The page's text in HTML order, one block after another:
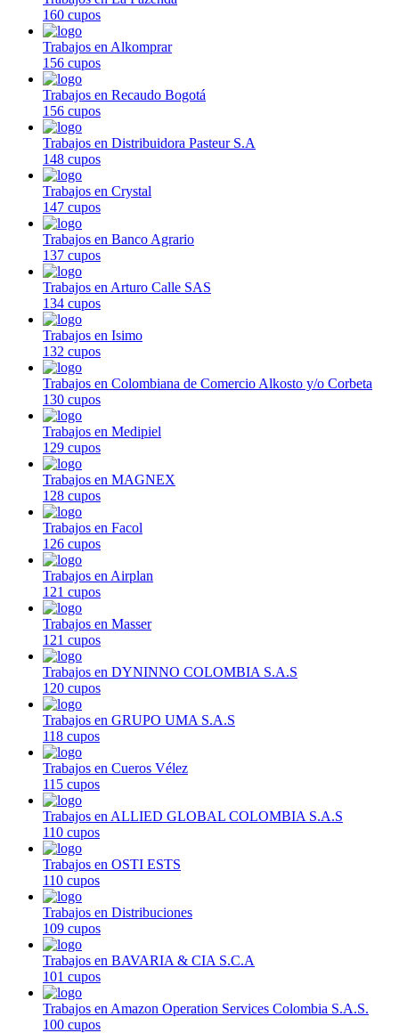
160 cupos
Trabajos en Alkomprar
156 cupos
Trabajos en Recaudo Bogotá
156 cupos
Trabajos en Distribuidora Pasteur S.A
148 cupos
Trabajos en Crystal
147 cupos
Trabajos en Banco Agrario
137 cupos
Trabajos en Arturo Calle SAS
134 cupos
Trabajos en Isimo
132 cupos
Trabajos en Colombiana de Comercio Alkosto y/o Corbeta
130 cupos
Trabajos en Medipiel
129 cupos
Trabajos en MAGNEX
128 cupos
Trabajos en Facol
126 cupos
Trabajos en Airplan
121 cupos
Trabajos en Masser
121 cupos
Trabajos en DYNINNO COLOMBIA S.A.S
120 cupos
Trabajos en GRUPO UMA S.A.S
118 cupos
Trabajos en Cueros Vélez
115 cupos
Trabajos en ALLIED GLOBAL COLOMBIA S.A.S
110 cupos
Trabajos en OSTI ESTS
110 cupos
Trabajos en Distribuciones
109 cupos
Trabajos en BAVARIA & CIA S.C.A
101 cupos
Trabajos en Amazon Operation Services Colombia S.A.S.
100 cupos